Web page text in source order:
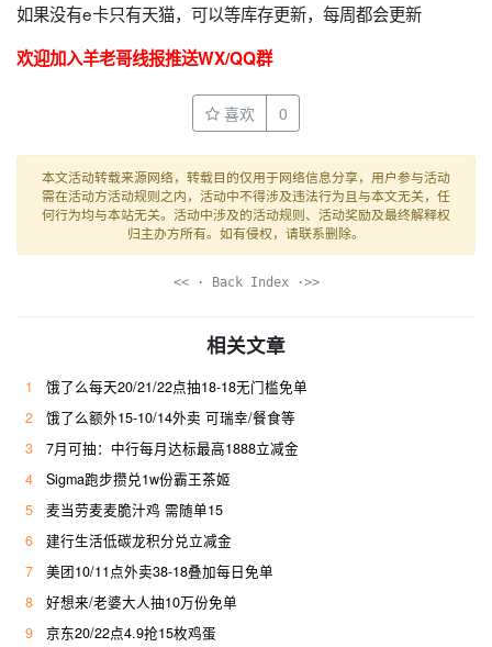
如果没有e卡只有天猫，可以等库存更新，每周都会更新
欢迎加入羊老哥线报推送WX/QQ群
喜欢 0
本文活动转载来源网络，转载目的仅用于网络信息分享，用户参与活动
需在活动方活动规则之内，活动中不得涉及违法行为且与本文无关，任
何行为均与本站无关。活动中涉及的活动规则、活动奖励及最终解释权
归主办方所有。如有侵权，请联系删除。
<< · Back Index ·>>
相关文章
1
饿了么每天20/21/22点抽18-18无门槛免单
2
饿了么额外15-10/14外卖 可瑞幸/餐食等
3
7月可抽：中行每月达标最高1888立减金
4
Sigma跑步攒兑1w份霸王茶姬
5
麦当劳麦麦脆汁鸡 需随单15
6
建行生活低碳龙积分兑立减金
7
美团10/11点外卖38-18叠加每日免单
8
好想来/老婆大人抽10万份免单
9
京东20/22点4.9抢15枚鸡蛋